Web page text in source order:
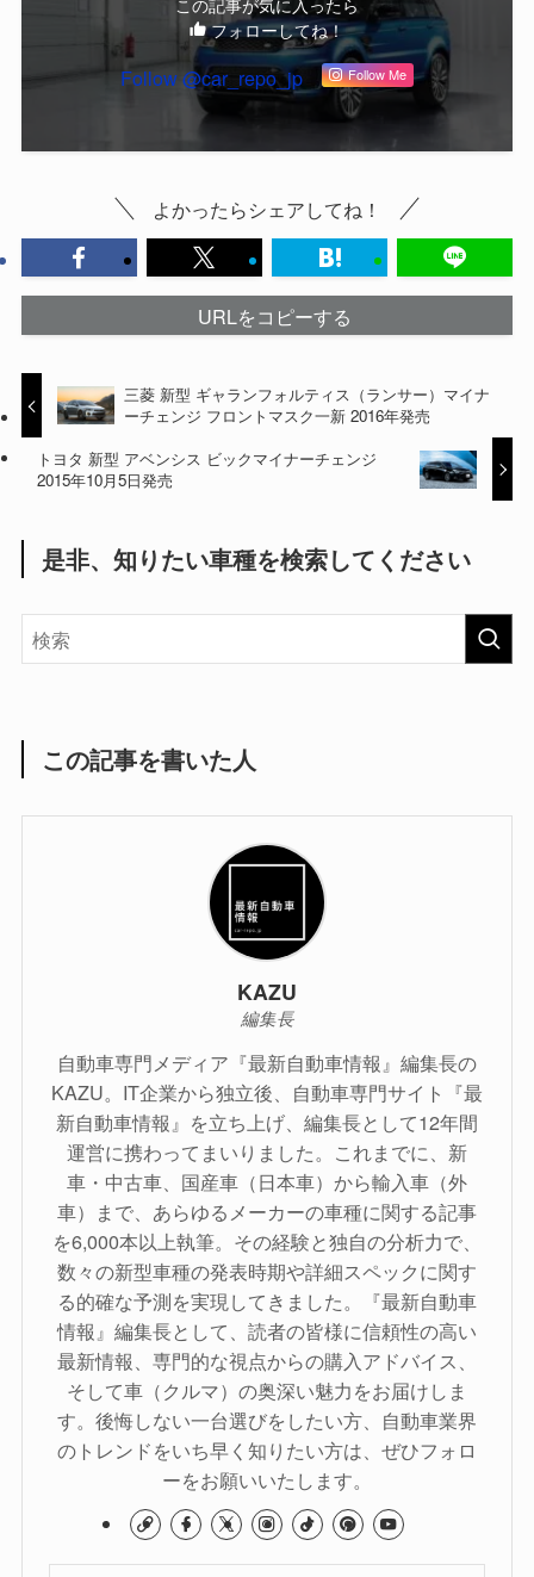
この記事が気に入ったら
フォローしてね！
Follow @car_repo_jp Follow Me
よかったらシェアしてね！
URLをコピーする
三菱 新型 ギャランフォルティス（ランサー）マイナ
ーチェンジ フロントマスク一新 2016年発売
トヨタ 新型 アベンシス ビックマイナーチェンジ
2015年10月5日発売
是非、知りたい車種を検索してください
この記事を書いた人
KAZU
編集長
自動車専門メディア『最新自動車情報』編集長の
KAZU。IT企業から独立後、自動車専門サイト『最
新自動車情報』を立ち上げ、編集長として12年間
運営に携わってまいりました。これまでに、新
車・中古車、国産車（日本車）から輸入車（外
車）まで、あらゆるメーカーの車種に関する記事
を6,000本以上執筆。その経験と独自の分析力で、
数々の新型車種の発表時期や詳細スペックに関す
る的確な予測を実現してきました。『最新自動車
情報』編集長として、読者の皆様に信頼性の高い
最新情報、専門的な視点からの購入アドバイス、
そして車（クルマ）の奥深い魅力をお届けしま
す。後悔しない一台選びをしたい方、自動車業界
のトレンドをいち早く知りたい方は、ぜひフォロ
ーをお願いいたします。